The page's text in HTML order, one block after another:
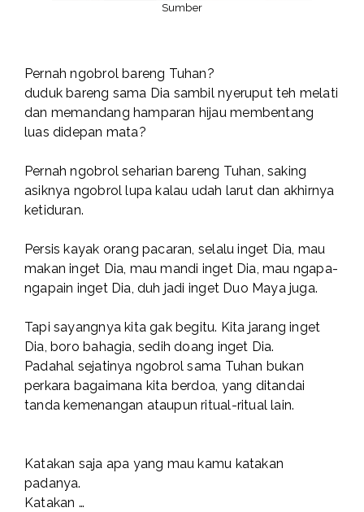
Sumber
Pernah ngobrol bareng Tuhan?
duduk bareng sama Dia sambil nyeruput teh melati
dan memandang hamparan hijau membentang
luas didepan mata?
Pernah ngobrol seharian bareng Tuhan, saking
asiknya ngobrol lupa kalau udah larut dan akhirnya
ketiduran.
Persis kayak orang pacaran, selalu inget Dia, mau
makan inget Dia, mau mandi inget Dia, mau ngapa-
ngapain inget Dia, duh jadi inget Duo Maya juga.
Tapi sayangnya kita gak begitu. Kita jarang inget
Dia, boro bahagia, sedih doang inget Dia.
Padahal sejatinya ngobrol sama Tuhan bukan
perkara bagaimana kita berdoa, yang ditandai
tanda kemenangan ataupun ritual-ritual lain.
Katakan saja apa yang mau kamu katakan
padanya.
Katakan …